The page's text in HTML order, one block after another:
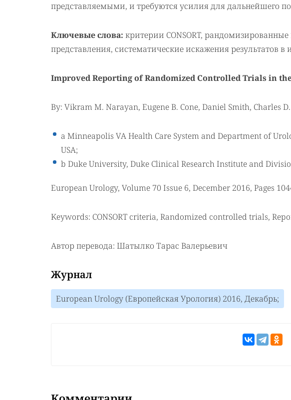
представляемыми, и требуются усилия для дальнейшего
Ключевые слова: критерии CONSORT,
представления, систематические искажения результатов в
Improved Reporting of Randomized Controlled Trials in
By: Vikram M. Narayan, Eugene B. Cone, Daniel Smith, Charles
a Minneapolis VA Health Care System and Department of
USA;
b Duke University, Duke Clinical Research Institute and
European Urology, Volume 70 Issue 6, December 2016, Pages
Keywords: CONSORT criteria, Randomized controlled trials,
Автор перевода: Шатылко Тарас Валерьевич
Журнал
European Urology (Европейская Урология) 2016, Декабрь;